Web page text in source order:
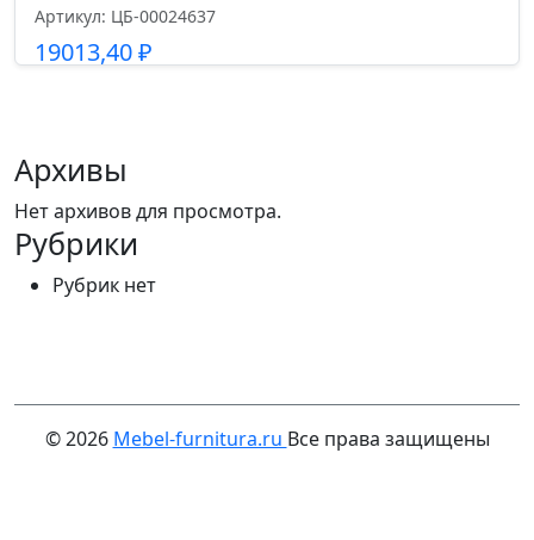
Артикул: ЦБ-00024637
19013,40₽
Архивы
Нет архивов для просмотра.
Рубрики
Рубрик нет
© 2026 Mebel-furnitura.ru Все права защищены